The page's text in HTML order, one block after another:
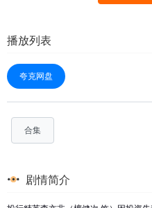
播放列表
夸克网盘
合集
剧情简介